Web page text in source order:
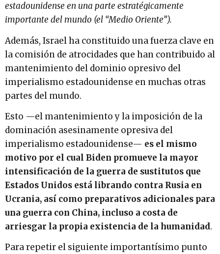
estadounidense en una parte estratégicamente
importante del mundo (el “Medio Oriente”).
Además, Israel ha constituido una fuerza clave en
la comisión de atrocidades que han contribuido al
mantenimiento del dominio opresivo del
imperialismo estadounidense en muchas otras
partes del mundo.
Esto —el mantenimiento y la imposición de la
dominación asesinamente opresiva del
imperialismo estadounidense— es el mismo
motivo por el cual Biden promueve la mayor
intensificación de la guerra de sustitutos que
Estados Unidos está librando contra Rusia en
Ucrania, así como preparativos adicionales para
una guerra con China, incluso a costa de
arriesgar la propia existencia de la humanidad.
Para repetir el siguiente importantísimo punto